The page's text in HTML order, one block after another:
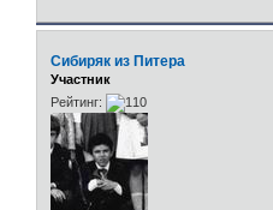
Сибиряк из Питера
Участник
Рейтинг: